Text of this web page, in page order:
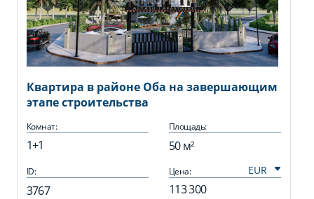
Квартира в районе Оба на завершающим
этапе строительства
Комнат:
1+1
Площадь:
50 м²
ID:
3767
Цена:
113 300